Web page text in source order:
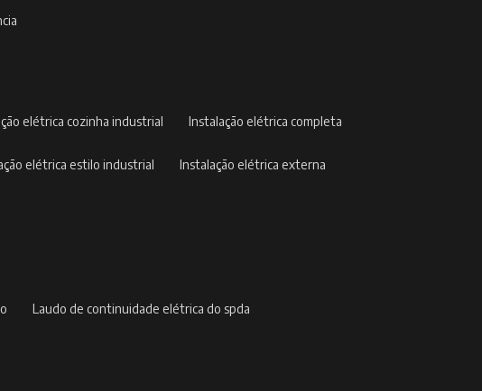
elétrica cozinha industrial instalação elétrica completa
elétrica estilo industrial instalação elétrica externa
laudo de continuidade elétrica do spda